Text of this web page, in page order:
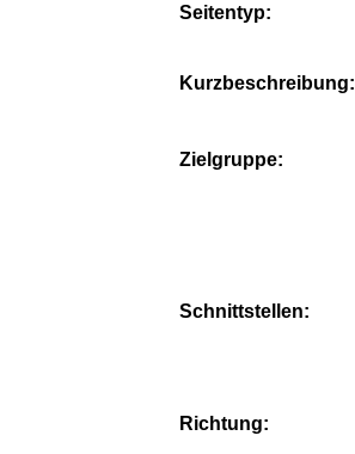
Seitentyp:
Kurzbeschreibung:
Zielgruppe:
Schnittstellen:
Richtung: